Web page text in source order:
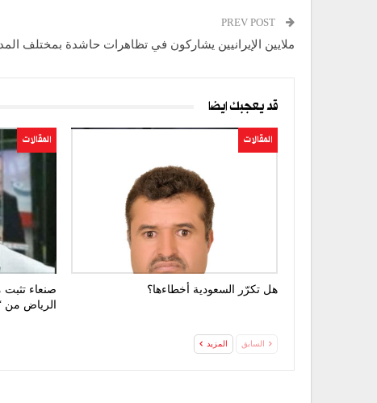
ملايين الإيرانيين يشاركون في تظاهرات حاشدة بمختلف
قد يعجبك ايضا
المقالات
هل تكرّر السعودية أخطاءها؟
المقالات
صنعاء تثبت
الرياض من
السابق المزيد